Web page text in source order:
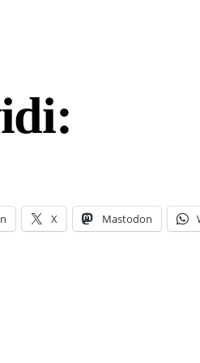
X Mastodon